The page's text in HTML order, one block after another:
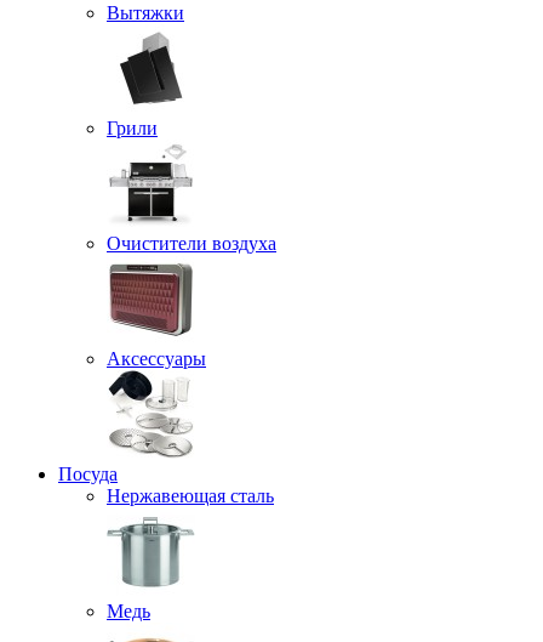
Вытяжки
Грили
Очистители воздуха
Аксессуары
Посуда
Нержавеющая сталь
Медь